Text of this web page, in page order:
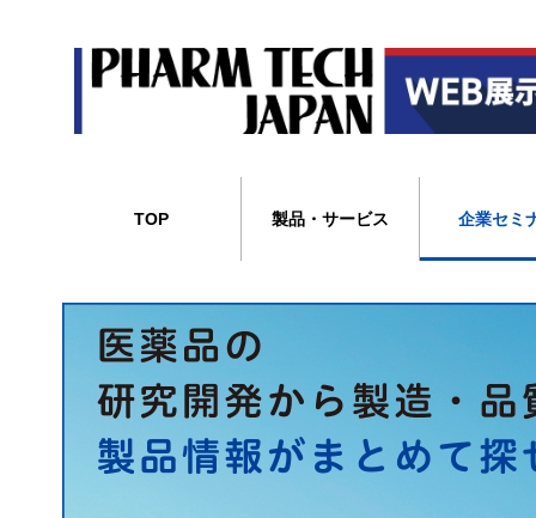
TOP 製品・サービス 企業セミ